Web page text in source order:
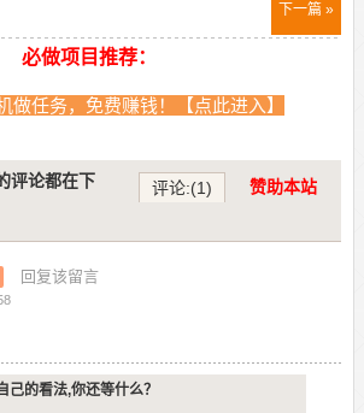
下一篇 »
必做项目推荐：
做任务，免费赚钱！【点此进入】
评论:(1) 赞助本站
评论都在下
回复该留言
己的看法,你还等什么？